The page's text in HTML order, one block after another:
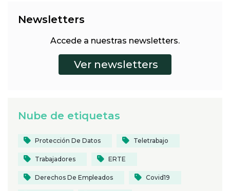
Newsletters
Accede a nuestras newsletters.
Nube de etiquetas
Protección De Datos Teletrabajo
Trabajadores ERTE
Derechos De Empleados Covid19